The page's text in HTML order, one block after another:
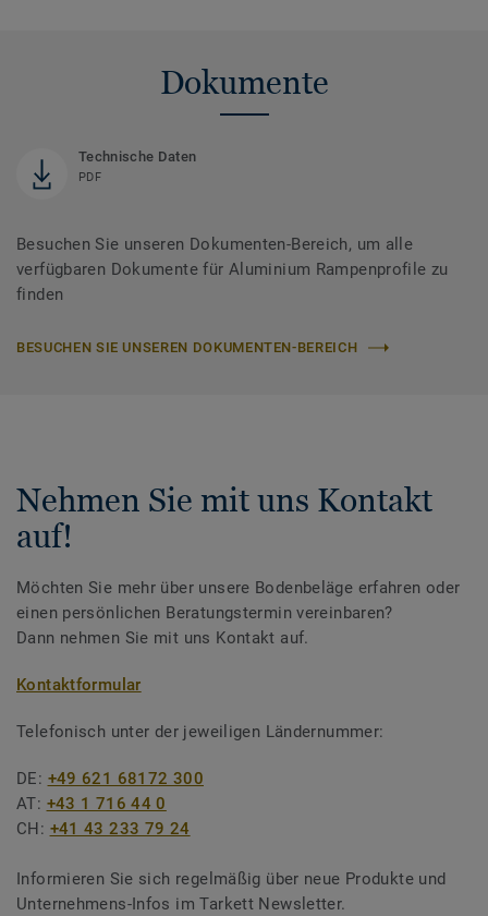
Dokumente
Technische Daten
PDF
Besuchen Sie unseren Dokumenten-Bereich, um alle
verfügbaren Dokumente für Aluminium Rampenprofile zu
finden
BESUCHEN SIE UNSEREN DOKUMENTEN-BEREICH
Nehmen Sie mit uns Kontakt
auf!
Möchten Sie mehr über unsere Bodenbeläge erfahren oder
einen persönlichen Beratungstermin vereinbaren?
Dann nehmen Sie mit uns Kontakt auf.
Kontaktformular
Telefonisch unter der jeweiligen Ländernummer:
DE: +49 621 68172 300
AT: +43 1 716 44 0
CH: +41 43 233 79 24
Informieren Sie sich regelmäßig über neue Produkte und
Unternehmens-Infos im Tarkett Newsletter.